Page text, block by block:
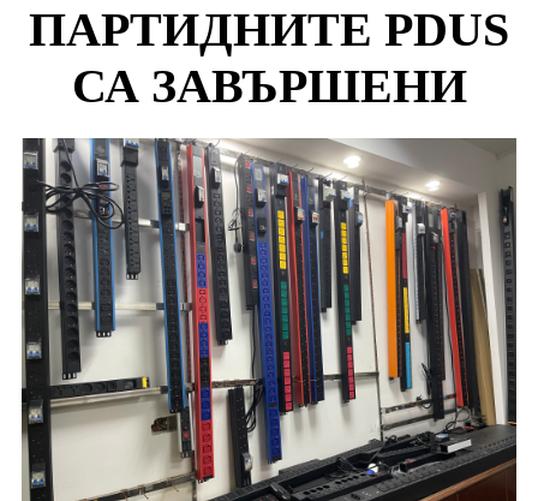
ПАРТИДНИТЕ PDUS
СА ЗАВЪРШЕНИ